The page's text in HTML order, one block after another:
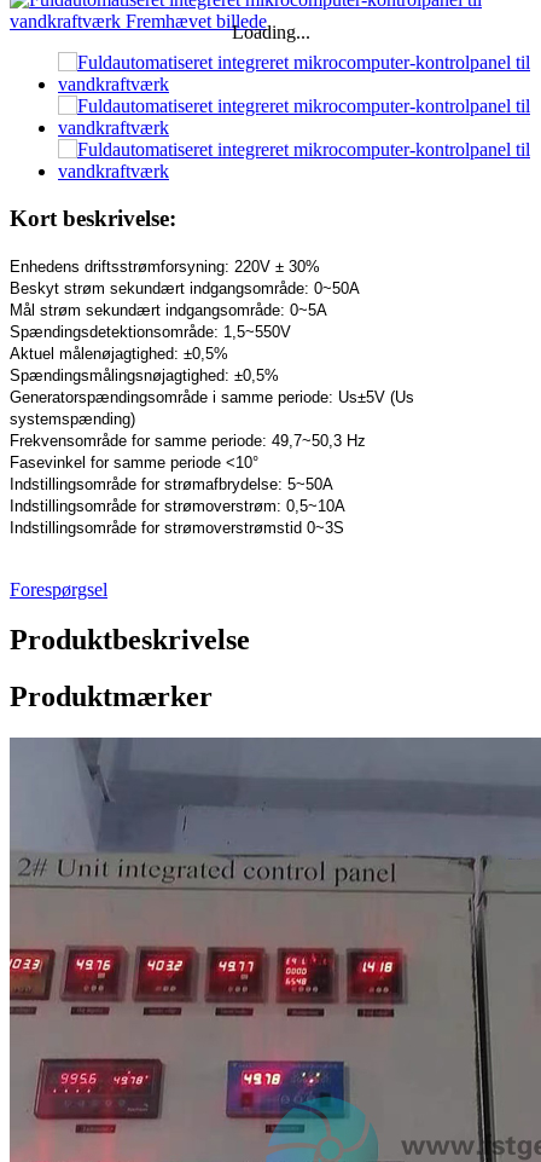
Loading...
Kort beskrivelse:
Enhedens driftsstrømforsyning: 220V ± 30%
Beskyt strøm sekundært indgangsområde: 0~50A
Mål strøm sekundært indgangsområde: 0~5A
Spændingsdetektionsområde: 1,5~550V
Aktuel målenøjagtighed: ±0,5%
Spændingsmålingsnøjagtighed: ±0,5%
Generatorspændingsområde i samme periode: Us±5V (Us
systemspænding)
Frekvensområde for samme periode: 49,7~50,3 Hz
Fasevinkel for samme periode <10°
Indstillingsområde for strømafbrydelse: 5~50A
Indstillingsområde for strømoverstrøm: 0,5~10A
Indstillingsområde for strømoverstrømstid 0~3S
Forespørgsel
Produktbeskrivelse
Produktmærker